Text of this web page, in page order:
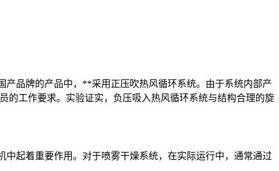
产品牌的产品中，**采用正压吹热风循环系统。由于系统内部产
的工作要求。实验证实，负压吸入热风循环系统与结构合理的旋
起着重要作用。对于喷雾干燥系统，在实际运行中，通常通过